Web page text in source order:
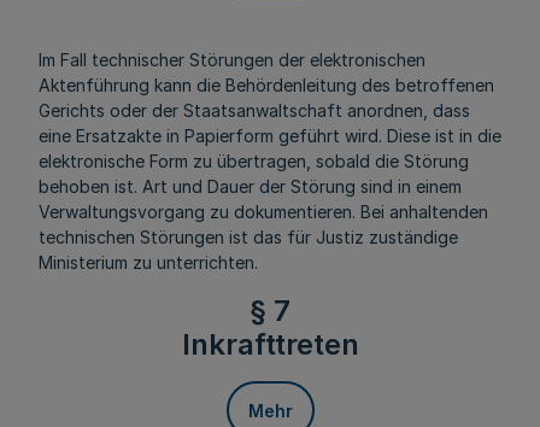
Im Fall technischer Störungen der elektronischen
Aktenführung kann die Behördenleitung des betroffenen
Gerichts oder der Staatsanwaltschaft anordnen, dass
eine Ersatzakte in Papierform geführt wird. Diese ist in die
elektronische Form zu übertragen, sobald die Störung
behoben ist. Art und Dauer der Störung sind in einem
Verwaltungsvorgang zu dokumentieren. Bei anhaltenden
technischen Störungen ist das für Justiz zuständige
Ministerium zu unterrichten.
§ 7
Inkrafttreten
Mehr